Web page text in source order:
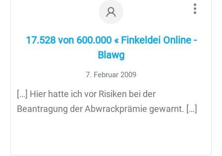
17.528 von 600.000 « Finkeldei Online -
Blawg
7. Februar 2009
[…] Hier hatte ich vor Risiken bei der
Beantragung der Abwrackprämie gewarnt. […]